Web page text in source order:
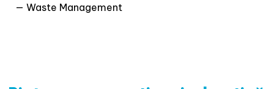
— Waste Management